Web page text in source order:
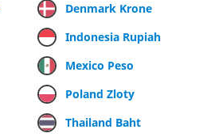
Denmark Krone
Indonesia Rupiah
Mexico Peso
Poland Zloty
Thailand Baht